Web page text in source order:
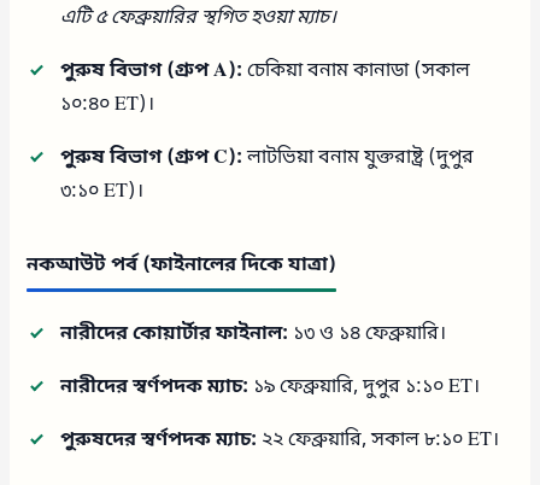
এটি ৫ ফেব্রুয়ারির স্থগিত হওয়া ম্যাচ।
পুরুষ বিভাগ (গ্রুপ A): চেকিয়া বনাম কানাডা (সকাল
১০:৪০ ET)।
পুরুষ বিভাগ (গ্রুপ C):লাটভিয়া বনাম যুক্তরাষ্ট্র (দুপুর
৩:১০ ET)।
নকআউট পর্ব (ফাইনালের দিকে যাত্রা)
নারীদের কোয়ার্টার ফাইনাল: ১৩ ও ১৪ ফেব্রুয়ারি।
নারীদের স্বর্ণপদক ম্যাচ: ১৯ ফেব্রুয়ারি, দুপুর ১:১০ ET।
পুরুষদের স্বর্ণপদক ম্যাচ: ২২ ফেব্রুয়ারি, সকাল ৮:১০ ET।